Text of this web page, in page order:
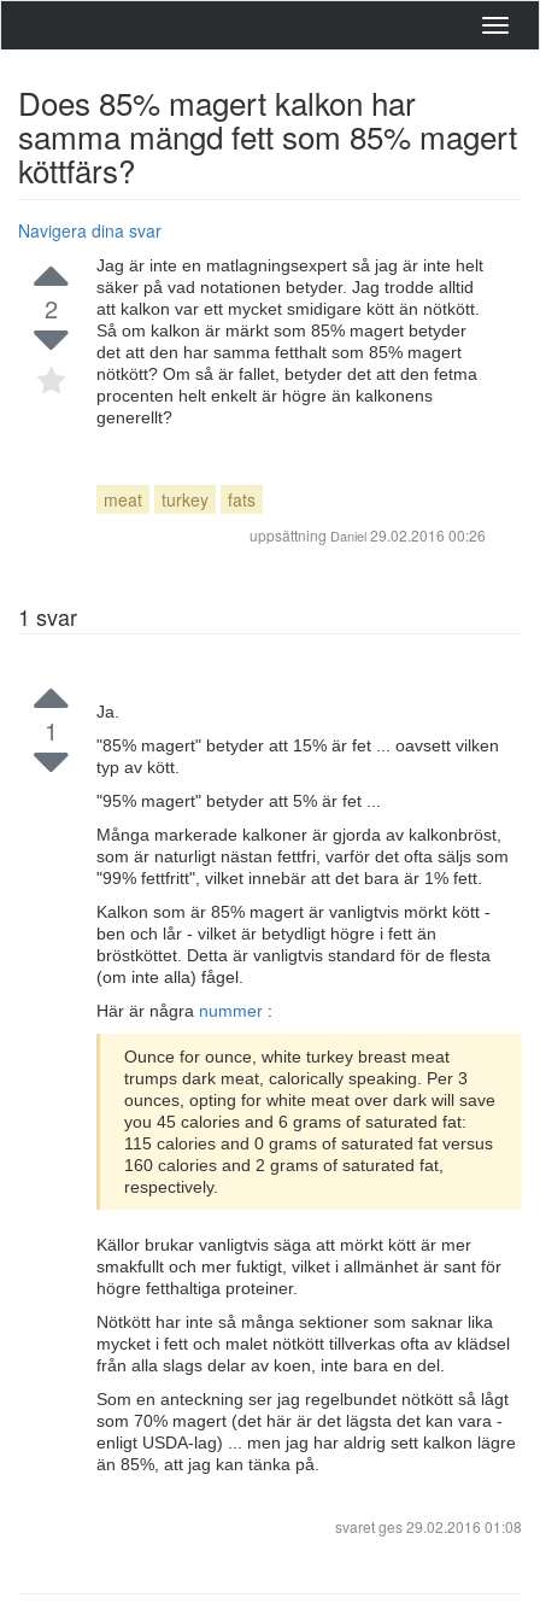
Does 85% magert kalkon har
samma mängd fett som 85% magert
köttfärs?
Navigera dina svar
2
Jag är inte en matlagningsexpert så jag är inte helt
säker på vad notationen betyder. Jag trodde alltid
att kalkon var ett mycket smidigare kött än nötkött.
Så om kalkon är märkt som 85% magert betyder
det att den har samma fetthalt som 85% magert
nötkött? Om så är fallet, betyder det att den fetma
procenten helt enkelt är högre än kalkonens
generellt?
meat turkey fats
uppsättning Daniel29.02.2016 00:26
1 svar
1
Ja.
"85% magert" betyder att 15% är fet ... oavsett vilken
typ av kött.
"95% magert" betyder att 5% är fet ...
Många markerade kalkoner är gjorda av kalkonbröst,
som är naturligt nästan fettfri, varför det ofta säljs som
"99% fettfritt", vilket innebär att det bara är 1% fett.
Kalkon som är 85% magert är vanligtvis mörkt kött -
ben och lår - vilket är betydligt högre i fett än
bröstköttet. Detta är vanligtvis standard för de flesta
(om inte alla) fågel.
Här är några nummer :
Ounce for ounce, white turkey breast meat
trumps dark meat, calorically speaking. Per 3
ounces, opting for white meat over dark will save
you 45 calories and 6 grams of saturated fat:
115 calories and 0 grams of saturated fat versus
160 calories and 2 grams of saturated fat,
respectively.
Källor brukar vanligtvis säga att mörkt kött är mer
smakfullt och mer fuktigt, vilket i allmänhet är sant för
högre fetthaltiga proteiner.
Nötkött har inte så många sektioner som saknar lika
mycket i fett och malet nötkött tillverkas ofta av klädsel
från alla slags delar av koen, inte bara en del.
Som en anteckning ser jag regelbundet nötkött så lågt
som 70% magert (det här är det lägsta det kan vara -
enligt USDA-lag) ... men jag har aldrig sett kalkon lägre
än 85%, att jag kan tänka på.
svaret ges29.02.2016 01:08